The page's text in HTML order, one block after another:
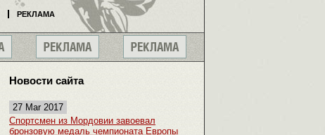
Новости сайта
27 Mar 2017
Спортсмен из Мордовии завоевал
бронзовую медаль чемпионата Европы
РЕКЛАМА